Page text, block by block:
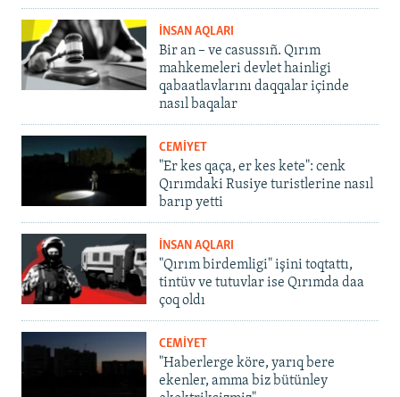
İNSAN AQLARI
Bir an – ve casussıñ. Qırım
mahkemeleri devlet hainligi
qabaatlavlarını daqqalar içinde
nasıl baqalar
CEMİYET
"Er kes qaça, er kes kete": cenk
Qırımdaki Rusiye turistlerine nasıl
barıp yetti
İNSAN AQLARI
"Qırım birdemligi" işini toqtattı,
tintüv ve tutuvlar ise Qırımda daa
çoq oldı
CEMİYET
"Haberlerge köre, yarıq bere
ekenler, amma biz bütünley